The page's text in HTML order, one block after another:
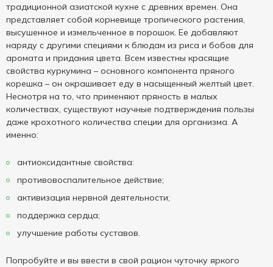
традиционной азиатской кухне с древних времен. Она
представляет собой корневище тропического растения,
высушенное и измельченное в порошок. Ее добавляют
наряду с другими специями к блюдам из риса и бобов для
аромата и придания цвета. Всем известны красящие
свойства куркумина – основного компонента пряного
корешка – он окрашивает еду в насыщенный желтый цвет.
Несмотря на то, что применяют пряность в малых
количествах, существуют научные подтверждения пользы
даже крохотного количества специи для организма. А
именно:
антиоксидантные свойства:
противовоспалительное действие;
активизация нервной деятельности;
поддержка сердца;
улучшение работы суставов.
Попробуйте и вы ввести в свой рацион чуточку яркого